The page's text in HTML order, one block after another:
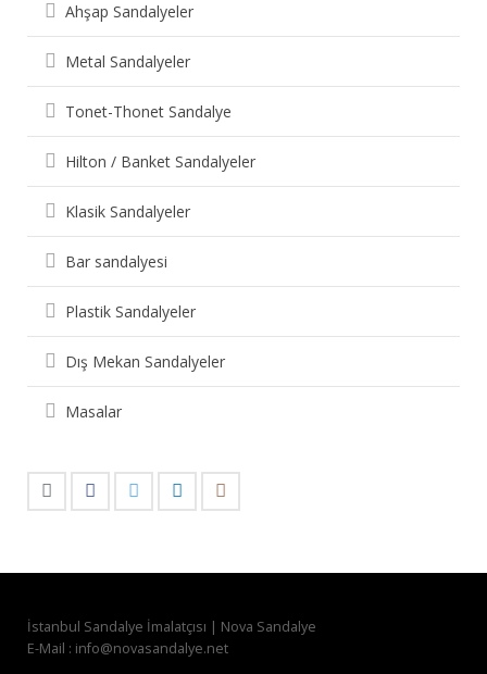
Ahşap Sandalyeler
Metal Sandalyeler
Tonet-Thonet Sandalye
Hilton / Banket Sandalyeler
Klasik Sandalyeler
Bar sandalyesi
Plastik Sandalyeler
Dış Mekan Sandalyeler
Masalar
İstanbul Sandalye İmalatçısı | Nova Sandalye
E-Mail : info@novasandalye.net